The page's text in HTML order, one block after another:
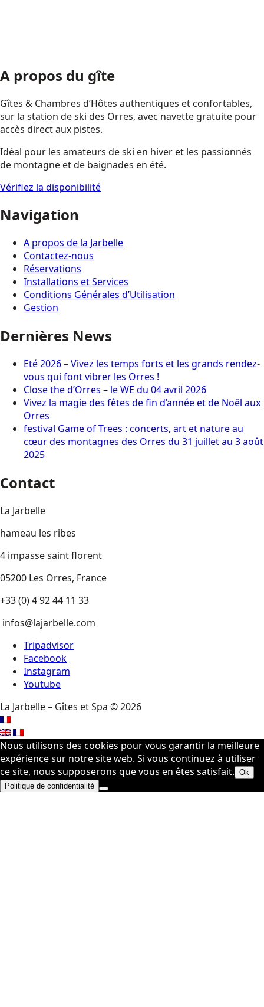
A propos du gîte
Gîtes & Chambres d’Hôtes authentiques et confortables,
sur la station de ski des Orres, avec navette gratuite pour
accès direct aux pistes.
Idéal pour les amateurs de ski en hiver et les passionnés
de montagne et de baignades en été.
Vérifiez la disponibilité
Navigation
A propos de la Jarbelle
Contactez-nous
Réservations
Installations et Services
Conditions Générales d’Utilisation
Gestion
Dernières News
Eté 2026 – Vivez les temps forts et les grands rendez-
vous qui font vibrer les Orres !
Close the d’Orres – le WE du 04 avril 2026
Vivez la magie des fêtes de fin d’année et de Noël aux
Orres
festival Game of Trees : concerts, art et nature au
cœur des montagnes des Orres du 31 juillet au 3 août
2025
Contact
La Jarbelle
hameau les ribes
4 impasse saint florent
05200 Les Orres, France
+33 (0) 4 92 44 11 33
infos@lajarbelle.com
Tripadvisor
Facebook
Instagram
Youtube
La Jarbelle – Gîtes et Spa © 2026
Nous utilisons des cookies pour vous garantir la meilleure
expérience sur notre site web. Si vous continuez à utiliser
ce site, nous supposerons que vous en êtes satisfait. Ok
Politique de confidentialité